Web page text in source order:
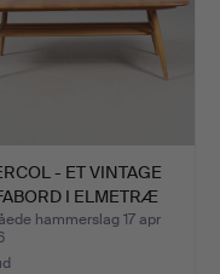
- ET VINTAGE
I ELMETRÆ
hammerslag 17 apr